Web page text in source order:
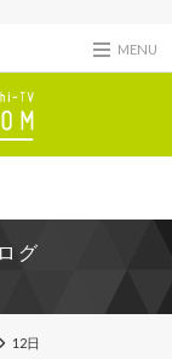
MENU
グ
12日